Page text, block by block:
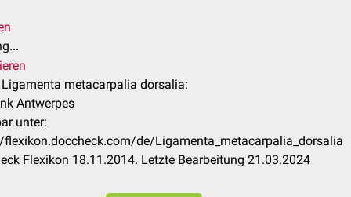
metacarpalia dorsalia:
Antwerpes
unter:
de/Ligamenta_metacarpalia_dorsalia
Flexikon 18.11.2014. Letzte Bearbeitung 21.03.2024